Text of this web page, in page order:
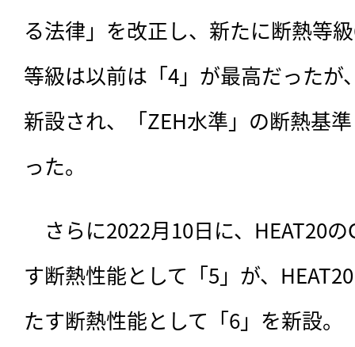
る法律」を改正し、新たに断熱等
等級は以前は「4」が最高だったが
新設され、「ZEH水準」の断熱基
った。
さらに2022月10日に、HEAT20
す断熱性能として「5」が、
たす断熱性能として「6」を新設。